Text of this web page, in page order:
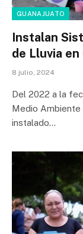
GUANAJUATO
Instalan
de Lluvia
8 julio, 2024
Del 2022 a la
Medio Ambiente
instalado…